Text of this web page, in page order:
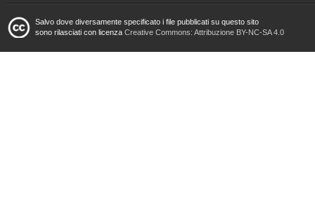
Salvo dove diversamente specificato i file pubblicati su questo sito
sono rilasciati con licenza Creative Commons: Attribuzione BY-NC-SA 4.0